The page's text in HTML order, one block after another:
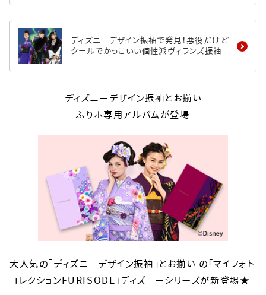
ディズニーデザイン振袖で発見！悪役だけど
クールでかっこいい個性派ヴィランズ振袖
ディズニーデザイン振袖とお揃い
ふりホ専用アルバムが登場
大人気の『ディズニーデザイン振袖』とお揃い の「マイフォト
コレクションFURISODE」ディズニーシリーズが新登場★